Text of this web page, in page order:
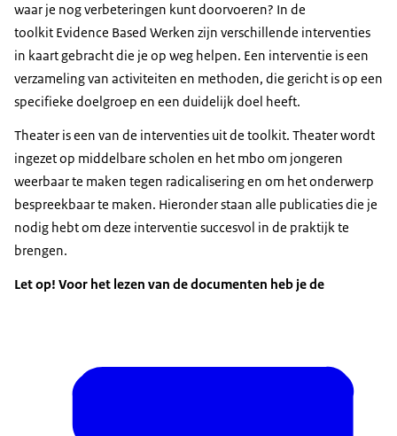
waar je nog verbeteringen kunt doorvoeren? In de
toolkit Evidence Based Werken zijn verschillende interventies
in kaart gebracht die je op weg helpen. Een interventie is een
verzameling van activiteiten en methoden, die gericht is op een
specifieke doelgroep en een duidelijk doel heeft.
Theater is een van de interventies uit de toolkit. Theater wordt
ingezet op middelbare scholen en het mbo om jongeren
weerbaar te maken tegen radicalisering en om het onderwerp
bespreekbaar te maken. Hieronder staan alle publicaties die je
nodig hebt om deze interventie succesvol in de praktijk te
brengen.
Let op! Voor het lezen van de documenten heb je de